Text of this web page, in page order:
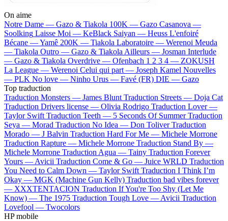
On aime
Notre Dame — Gazo & Tiakola 100K — Gazo Casanova —
Soolking Laisse Moi — KeBlack Saiyan — Heuss L'enfoiré
Bécane —Yamê 200K — Tiakola Laboratoire — Werenoi Meuda
— Tiakola Outro — Gazo & Tiakola Ailleurs — Josman Interlude
— Gazo & Tiakola Overdrive — Ofenbach 1 2 3 4 — ZOKUSH
La League — Werenoi Celui qui part — Joseph Kamel Nouvelles
— PLK No love — Ninho Urus — Favé (FR) DIE — Gazo
Top traduction
Traduction Monsters — James Blunt Traduction Streets — Doja Cat
Traduction Drivers license — Olivia Rodrigo Traduction Lover —
Taylor Swift Traduction Teeth — 5 Seconds Of Summer Traduction
Seya — Morad Traduction No Idea — Don Toliver Traduction
Morado — J Balvin Traduction Hard For Me — Michele Morrone
Traduction Rapture — Michele Morrone Traduction Stand By —
Michele Morrone Traduction Agua — Tainy Traduction Forever
Yours — Avicii Traduction Come & Go — Juice WRLD Traduction
You Need to Calm Down — Taylor Swift Traduction I Think I’m
Okay — MGK (Machine Gun Kelly) Traduction bad vibes forever
— XXXTENTACION Traduction If You're Too Shy (Let Me
Know) — The 1975 Traduction Tough Love — Avicii Traduction
Lovefool — Twocolors
HP mobile